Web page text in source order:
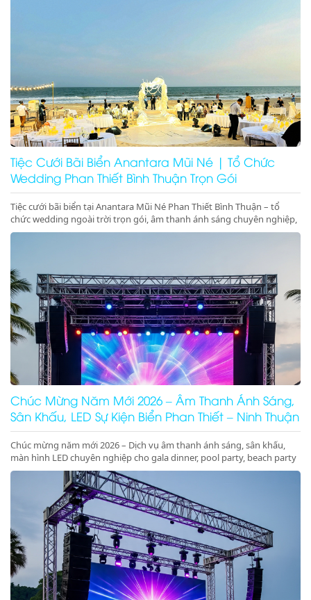
Tiệc Cưới Bãi Biển Anantara Mũi Né | Tổ Chức
Wedding Phan Thiết Bình Thuận Trọn Gói
Tiệc cưới bãi biển tại Anantara Mũi Né Phan Thiết Bình Thuận – tổ
chức wedding ngoài trời trọn gói, âm thanh ánh sáng chuyên nghiệp,
sân khấu cưới trên biển sang trọng, lãng mạn, đẳng cấp
Chúc Mừng Năm Mới 2026 – Âm Thanh Ánh Sáng,
Sân Khấu, LED Sự Kiện Biển Phan Thiết – Ninh Thuận
Chúc mừng năm mới 2026 – Dịch vụ âm thanh ánh sáng, sân khấu,
màn hình LED chuyên nghiệp cho gala dinner, pool party, beach party
tại Phan Thiết, Ninh Thuận. Nhận ký hợp đồng dài hạn giá tốt.